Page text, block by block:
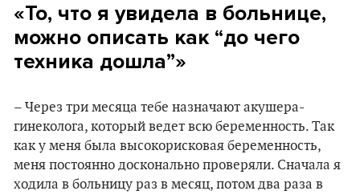
«То, что я увидела в больнице,
можно описать как “до чего
техника дошла”»
– Через три месяца тебе назначают акушера-
гинеколога, который ведет всю беременность. Так
как у меня была высокорисковая беременность,
меня постоянно досконально проверяли. Сначала я
ходила в больницу раз в месяц, потом два раза в